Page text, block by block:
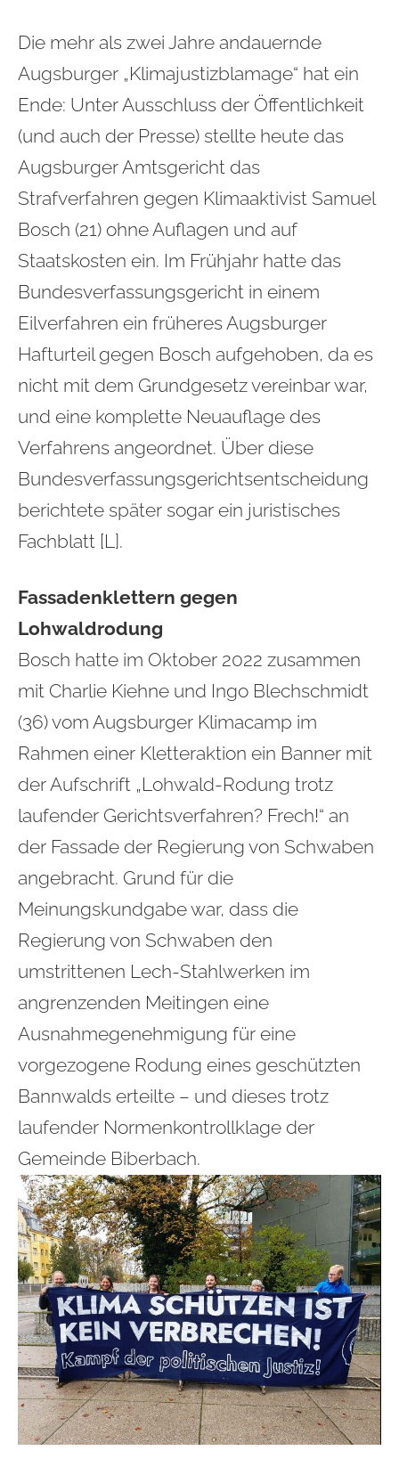
Die mehr als zwei Jahre andauernde
Augsburger „Klimajustizblamage“ hat ein
Ende: Unter Ausschluss der Öffentlichkeit
(und auch der Presse) stellte heute das
Augsburger Amtsgericht das
Strafverfahren gegen Klimaaktivist Samuel
Bosch (21) ohne Auflagen und auf
Staatskosten ein. Im Frühjahr hatte das
Bundesverfassungsgericht in einem
Eilverfahren ein früheres Augsburger
Hafturteil gegen Bosch aufgehoben, da es
nicht mit dem Grundgesetz vereinbar war,
und eine komplette Neuauflage des
Verfahrens angeordnet. Über diese
Bundesverfassungsgerichtsentscheidung
berichtete später sogar ein juristisches
Fachblatt [L].
Fassadenklettern gegen
Lohwaldrodung
Bosch hatte im Oktober 2022 zusammen
mit Charlie Kiehne und Ingo Blechschmidt
(36) vom Augsburger Klimacamp im
Rahmen einer Kletteraktion ein Banner mit
der Aufschrift „Lohwald-Rodung trotz
laufender Gerichtsverfahren? Frech!“ an
der Fassade der Regierung von Schwaben
angebracht. Grund für die
Meinungskundgabe war, dass die
Regierung von Schwaben den
umstrittenen Lech-Stahlwerken im
angrenzenden Meitingen eine
Ausnahmegenehmigung für eine
vorgezogene Rodung eines geschützten
Bannwalds erteilte – und dieses trotz
laufender Normenkontrollklage der
Gemeinde Biberbach.